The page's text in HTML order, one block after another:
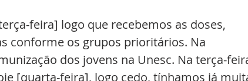
feira] logo que recebemos as doses,
conforme os grupos prioritários. Na
dos jovens na Unesc. Na terça-
[quarta-feira], logo cedo, tínhamos já